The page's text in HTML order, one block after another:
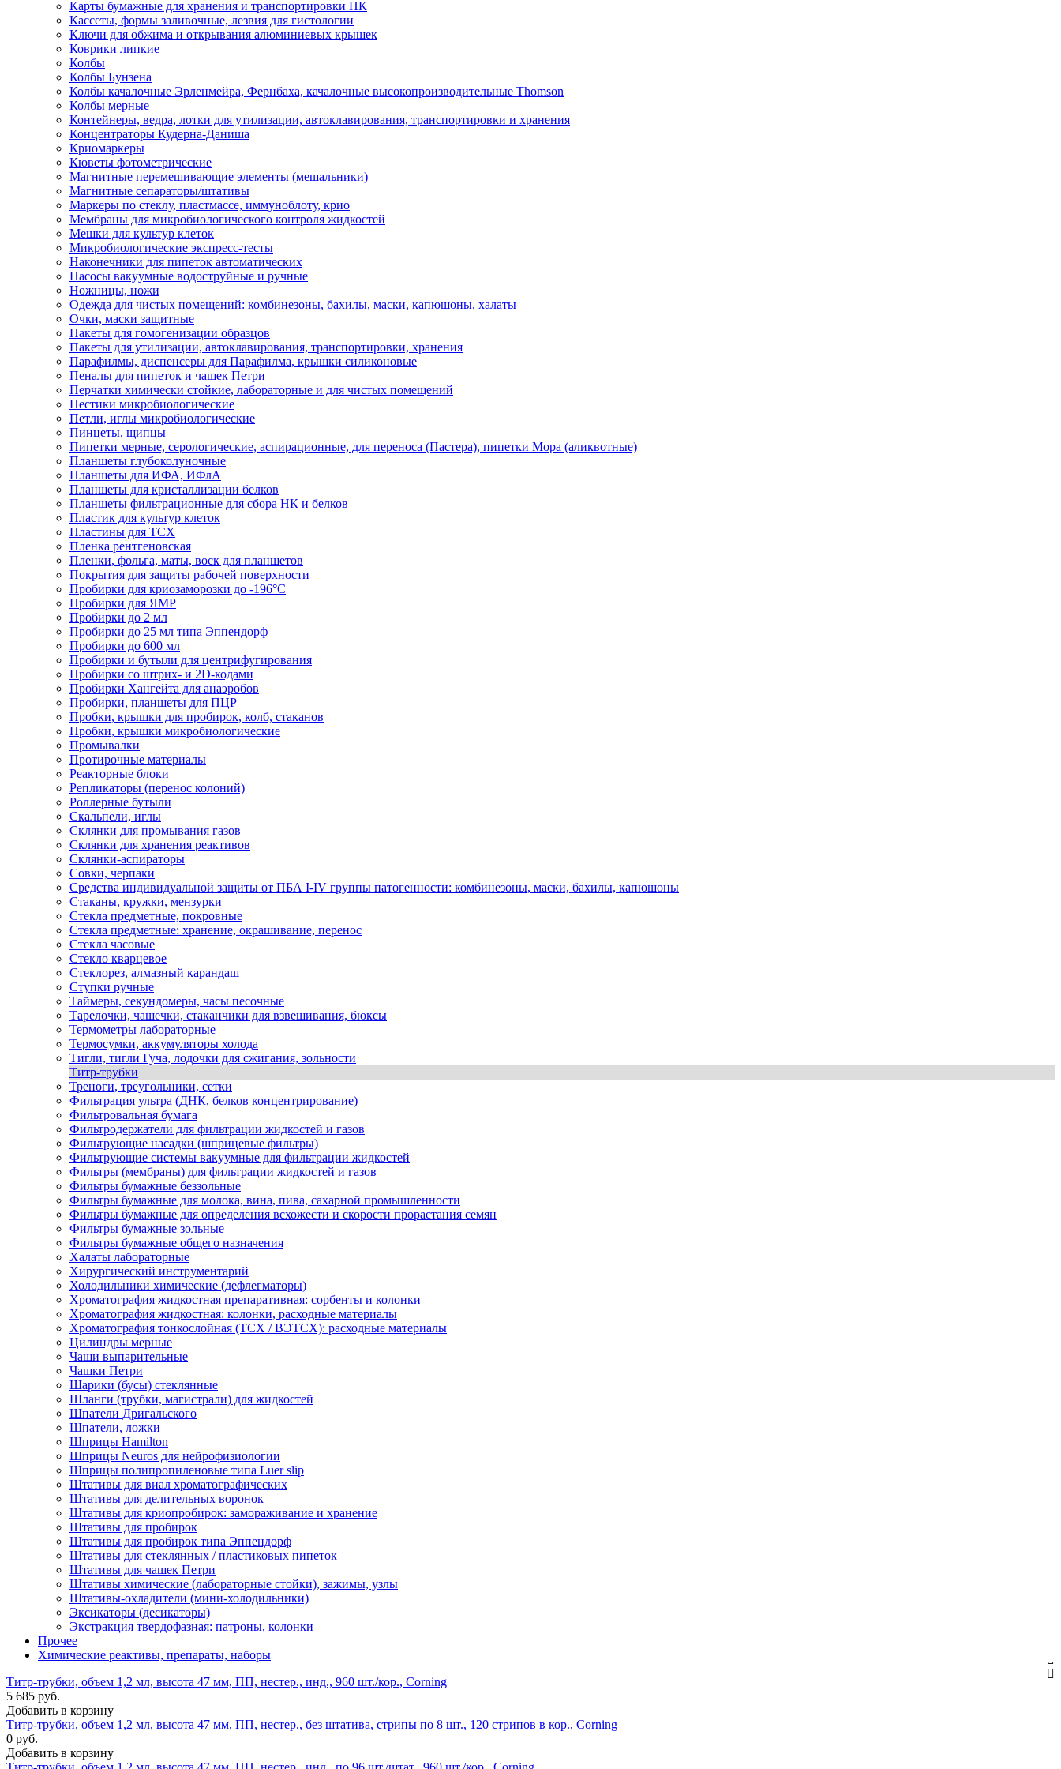
Карты бумажные для хранения и транспортировки НК
Кассеты, формы заливочные, лезвия для гистологии
Ключи для обжима и открывания алюминиевых крышек
Коврики липкие
Колбы
Колбы Бунзена
Колбы качалочные Эрленмейра, Фернбаха, качалочные высокопроизводительные Thomson
Колбы мерные
Контейнеры, ведра, лотки для утилизации, автоклавирования, транспортировки и хранения
Концентраторы Кудерна-Даниша
Криомаркеры
Кюветы фотометрические
Магнитные перемешивающие элементы (мешальники)
Магнитные сепараторы/штативы
Маркеры по стеклу, пластмассе, иммуноблоту, крио
Мембраны для микробиологического контроля жидкостей
Мешки для культур клеток
Микробиологические экспресс-тесты
Наконечники для пипеток автоматических
Насосы вакуумные водоструйные и ручные
Ножницы, ножи
Одежда для чистых помещений: комбинезоны, бахилы, маски, капюшоны, халаты
Очки, маски защитные
Пакеты для гомогенизации образцов
Пакеты для утилизации, автоклавирования, транспортировки, хранения
Парафилмы, диспенсеры для Парафилма, крышки силиконовые
Пеналы для пипеток и чашек Петри
Перчатки химически стойкие, лабораторные и для чистых помещений
Пестики микробиологические
Петли, иглы микробиологические
Пинцеты, щипцы
Пипетки мерные, серологические, аспирационные, для переноса (Пастера), пипетки Мора (аликвотные)
Планшеты глубоколуночные
Планшеты для ИФА, ИФлА
Планшеты для кристаллизации белков
Планшеты фильтрационные для сбора НК и белков
Пластик для культур клеток
Пластины для ТСХ
Пленка рентгеновская
Пленки, фольга, маты, воск для планшетов
Покрытия для защиты рабочей поверхности
Пробирки для криозаморозки до -196°С
Пробирки для ЯМР
Пробирки до 2 мл
Пробирки до 25 мл типа Эппендорф
Пробирки до 600 мл
Пробирки и бутыли для центрифугирования
Пробирки со штрих- и 2D-кодами
Пробирки Хангейта для анаэробов
Пробирки, планшеты для ПЦР
Пробки, крышки для пробирок, колб, стаканов
Пробки, крышки микробиологические
Промывалки
Протирочные материалы
Реакторные блоки
Репликаторы (перенос колоний)
Роллерные бутыли
Скальпели, иглы
Склянки для промывания газов
Склянки для хранения реактивов
Склянки-аспираторы
Совки, черпаки
Средства индивидуальной защиты от ПБА I-IV группы патогенности: комбинезоны, маски, бахилы, капюшоны
Стаканы, кружки, мензурки
Стекла предметные, покровные
Стекла предметные: хранение, окрашивание, перенос
Стекла часовые
Стекло кварцевое
Стеклорез, алмазный карандаш
Ступки ручные
Таймеры, секундомеры, часы песочные
Тарелочки, чашечки, стаканчики для взвешивания, бюксы
Термометры лабораторные
Термосумки, аккумуляторы холода
Тигли, тигли Гуча, лодочки для сжигания, зольности
Титр-трубки
Треноги, треугольники, сетки
Фильтрация ультра (ДНК, белков концентрирование)
Фильтровальная бумага
Фильтродержатели для фильтрации жидкостей и газов
Фильтрующие насадки (шприцевые фильтры)
Фильтрующие системы вакуумные для фильтрации жидкостей
Фильтры (мембраны) для фильтрации жидкостей и газов
Фильтры бумажные беззольные
Фильтры бумажные для молока, вина, пива, сахарной промышленности
Фильтры бумажные для определения всхожести и скорости прорастания семян
Фильтры бумажные зольные
Фильтры бумажные общего назначения
Халаты лабораторные
Хирургический инструментарий
Холодильники химические (дефлегматоры)
Хроматография жидкостная препаративная: сорбенты и колонки
Хроматография жидкостная: колонки, расходные материалы
Хроматография тонкослойная (ТСХ / ВЭТСХ): расходные материалы
Цилиндры мерные
Чаши выпарительные
Чашки Петри
Шарики (бусы) стеклянные
Шланги (трубки, магистрали) для жидкостей
Шпатели Дригальского
Шпатели, ложки
Шприцы Hamilton
Шприцы Neuros для нейрофизиологии
Шприцы полипропиленовые типа Luer slip
Штативы для виал хроматографических
Штативы для делительных воронок
Штативы для криопробирок: замораживание и хранение
Штативы для пробирок
Штативы для пробирок типа Эппендорф
Штативы для стеклянных / пластиковых пипеток
Штативы для чашек Петри
Штативы химические (лабораторные стойки), зажимы, узлы
Штативы-охладители (мини-холодильники)
Эксикаторы (десикаторы)
Экстракция твердофазная: патроны, колонки
Прочее
Химические реактивы, препараты, наборы
Титр-трубки, объем 1,2 мл, высота 47 мм, ПП, нестер., инд., 960 шт./кор., Corning
5 685 руб.
Добавить в корзину
Титр-трубки, объем 1,2 мл, высота 47 мм, ПП, нестер., без штатива, стрипы по 8 шт., 120 стрипов в кор., Corning
0 руб.
Добавить в корзину